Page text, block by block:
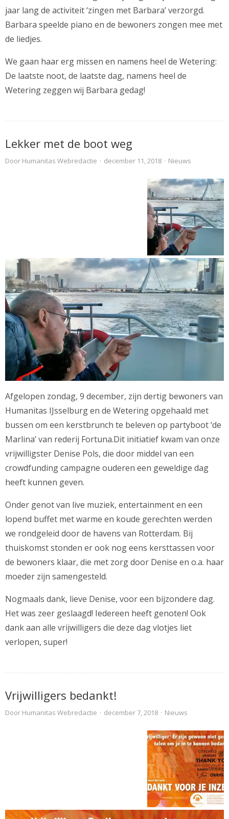
jaar lang de activiteit ‘zingen met Barbara’ verzorgd.
Barbara speelde piano en de bewoners zongen mee met
de liedjes.
We gaan haar erg missen en namens heel de Wetering:
De laatste noot, de laatste dag, namens heel de
Wetering zeggen wij Barbara gedag!
Lekker met de boot weg
Door Humanitas Webredactie · december 11, 2018 · Nieuws
Afgelopen zondag, 9 december, zijn dertig bewoners van
Humanitas IJsselburg en de Wetering opgehaald met
bussen om een kerstbrunch te beleven op partyboot ‘de
Marlina’ van rederij Fortuna.Dit initiatief kwam van onze
vrijwilligster Denise Pols, die door middel van een
crowdfunding campagne ouderen een geweldige dag
heeft kunnen geven.
Onder genot van live muziek, entertainment en een
lopend buffet met warme en koude gerechten werden
we rondgeleid door de havens van Rotterdam. Bij
thuiskomst stonden er ook nog eens kersttassen voor
de bewoners klaar, die met zorg door Denise en o.a. haar
moeder zijn samengesteld.
Nogmaals dank, lieve Denise, voor een bijzondere dag.
Het was zeer geslaagd! Iedereen heeft genoten! Ook
dank aan alle vrijwilligers die deze dag vlotjes liet
verlopen, super!
Vrijwilligers bedankt!
Door Humanitas Webredactie · december 7, 2018 · Nieuws